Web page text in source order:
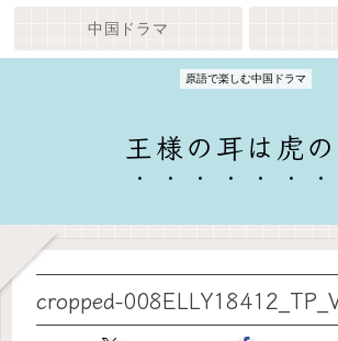
原語で楽しむ中国ドラマ
王様の耳は虎
中国ドラマ
cropped-